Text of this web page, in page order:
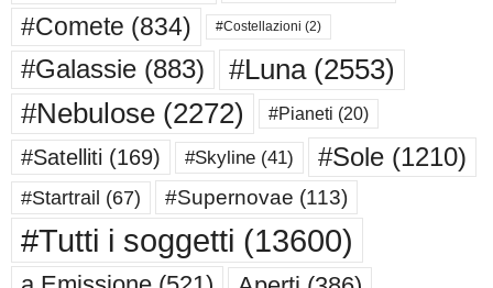
#Comete (834) #Costellazioni (2)
#Galassie (883) #Luna(2553)
#Nebulose (2272) #Pianeti (20)
#Satelliti (169) #Skyline (41) #Sole (1210)
#Startrail (67) #Supernovae (113)
#Tutti i soggetti (13600)